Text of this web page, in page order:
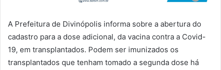
A Prefeitura de Divinópolis informa sobre a abertura do
cadastro para a dose adicional, da vacina contra a Covid-
19, em transplantados. Podem ser imunizados os
transplantados que tenham tomado a segunda dose há